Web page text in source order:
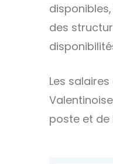
des
Les
poste et de